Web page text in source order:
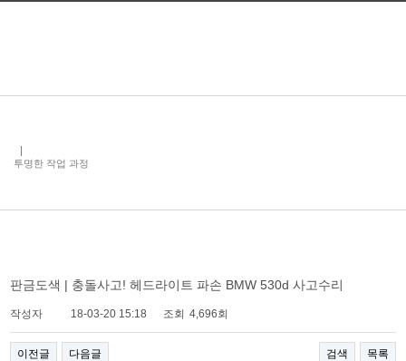
투명한 작업 과정
판금도색 | 충돌사고! 헤드라이트 파손 BMW 530d 사고수리
작성자 18-03-20 15:18 조회 4,696회
이전글 다음글 검색 목록